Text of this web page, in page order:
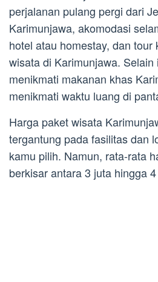
perjalanan pulang pergi dari
Karimunjawa, akomodasi
hotel atau homestay, dan tour
wisata di Karimunjawa.
menikmati makanan khas
menikmati waktu luang di
Harga paket wisata
tergantung pada fasilitas dan
kamu pilih. Namun, rata-rata
berkisar antara 3 juta hingga